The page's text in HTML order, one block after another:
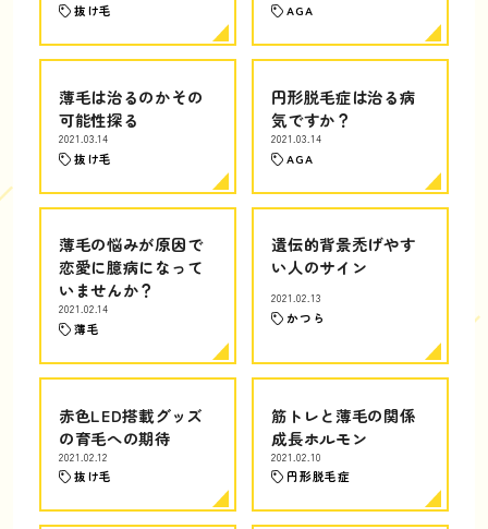
抜け毛 AGA
薄毛は治るのかその
可能性探る
2021.03.14
抜け毛
円形脱毛症は治る病
気ですか？
2021.03.14
AGA
薄毛の悩みが原因で
恋愛に臆病になって
いませんか？
2021.02.14
薄毛
遺伝的背景禿げやす
い人のサイン
2021.02.13
かつら
赤色LED搭載グッズ
の育毛への期待
2021.02.12
抜け毛
筋トレと薄毛の関係
成長ホルモン
2021.02.10
円形脱毛症